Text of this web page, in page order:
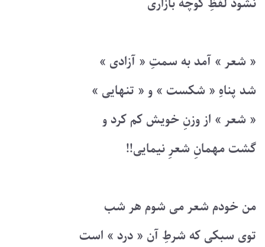
« شعر » آمد به سمتِ « آزادی »
شد پناهِ « شکست » و « تنهایی »
« شعر » از وزنِ خویش کم کرد و
گشت مهمانِ شعرِ نیمایی!!
من خودم شعر می شوم هر شب
توی سبکی که شرطِ آن « درد » است